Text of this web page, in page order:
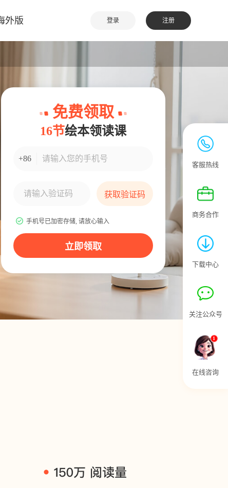
外版 登录 注册
免费领取
16节绘本领读课
手机号码输入
+86
验证码输入
获取验证码
手机号已加密存储, 请放心输入
立即领取
客服热线
商务合作
下载中心
关注公众号
1
在线咨询